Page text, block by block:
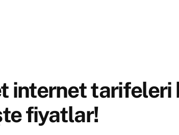
internet tarifeleri
fiyatlar!